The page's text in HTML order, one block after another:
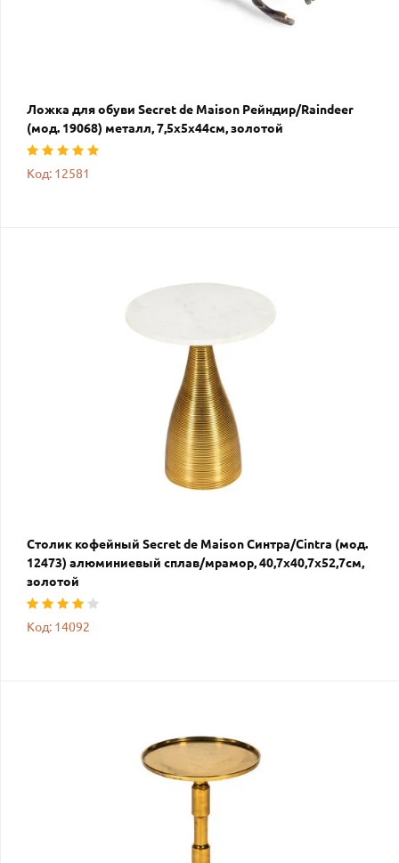
Ложка для обуви Secret de Maison Рейндир/Raindeer
(мод. 19068) металл, 7,5х5х44см, золотой
Код: 12581
Столик кофейный Secret de Maison Синтра/Cintra (мод.
12473) алюминиевый сплав/мрамор, 40,7х40,7х52,7см,
золотой
Код: 14092